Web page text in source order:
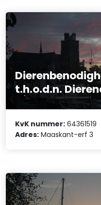
t.h.o.d.n.
KvK nummer: 64361519
Adres: Maaskant-erf 3